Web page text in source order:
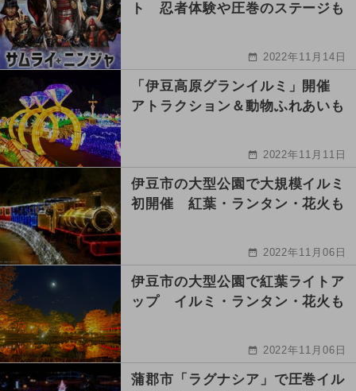
ト 忍者体験や圧巻のステージも
2022年11月14日
「伊豆高原グランイルミ」開催
アトラクション＆動物ふれあいも
2022年11月11日
伊豆市の大型公園で大規模イルミ
初開催 紅葉・ランタン・花火も
2022年11月06日
伊豆市の大型公園で紅葉ライトア
ップ イルミ・ランタン・花火も
2022年11月06日
蒲郡市「ラグナシア」で圧巻イル